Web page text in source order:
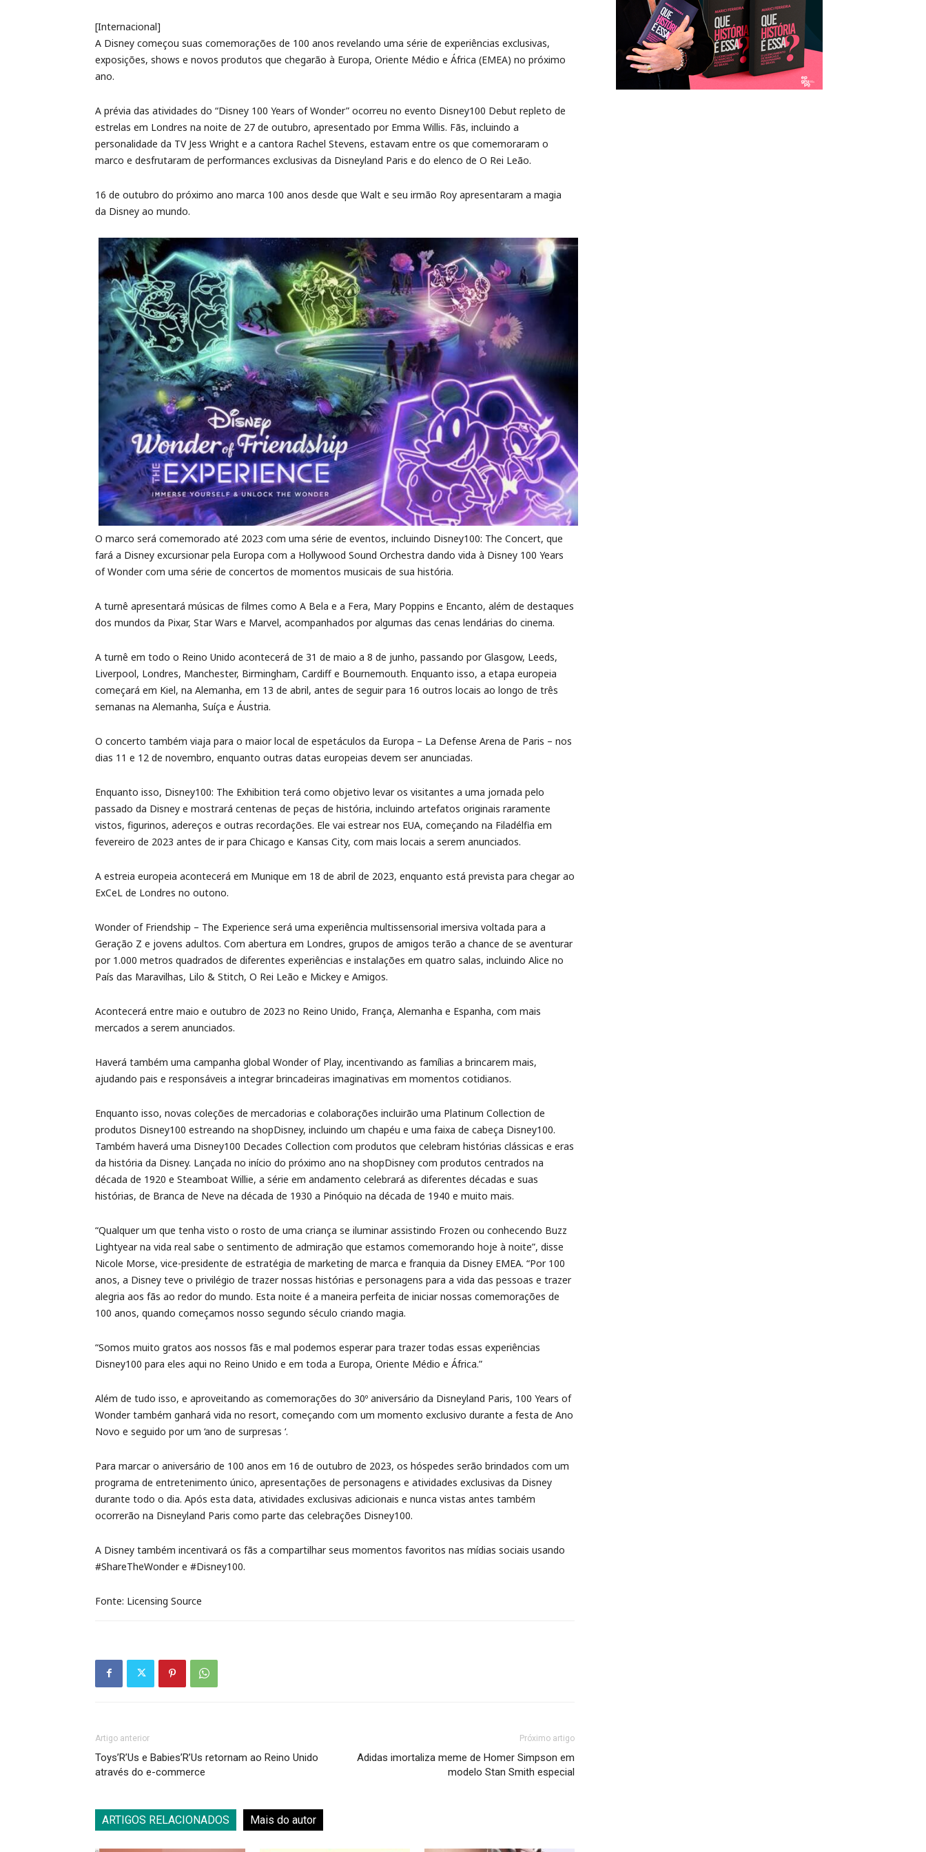
[Internacional]
A Disney começou suas comemorações de 100 anos revelando uma série de experiências exclusivas,
exposições, shows e novos produtos que chegarão à Europa, Oriente Médio e África (EMEA) no próximo
ano.
A prévia das atividades do “Disney 100 Years of Wonder” ocorreu no evento Disney100 Debut repleto de
estrelas em Londres na noite de 27 de outubro, apresentado por Emma Willis. Fãs, incluindo a
personalidade da TV Jess Wright e a cantora Rachel Stevens, estavam entre os que comemoraram o
marco e desfrutaram de performances exclusivas da Disneyland Paris e do elenco de O Rei Leão.
16 de outubro do próximo ano marca 100 anos desde que Walt e seu irmão Roy apresentaram a magia
da Disney ao mundo.
O marco será comemorado até 2023 com uma série de eventos, incluindo Disney100: The Concert, que
fará a Disney excursionar pela Europa com a Hollywood Sound Orchestra dando vida à Disney 100 Years
of Wonder com uma série de concertos de momentos musicais de sua história.
A turnê apresentará músicas de filmes como A Bela e a Fera, Mary Poppins e Encanto, além de destaques
dos mundos da Pixar, Star Wars e Marvel, acompanhados por algumas das cenas lendárias do cinema.
A turnê em todo o Reino Unido acontecerá de 31 de maio a 8 de junho, passando por Glasgow, Leeds,
Liverpool, Londres, Manchester, Birmingham, Cardiff e Bournemouth. Enquanto isso, a etapa europeia
começará em Kiel, na Alemanha, em 13 de abril, antes de seguir para 16 outros locais ao longo de três
semanas na Alemanha, Suíça e Áustria.
O concerto também viaja para o maior local de espetáculos da Europa – La Defense Arena de Paris – nos
dias 11 e 12 de novembro, enquanto outras datas europeias devem ser anunciadas.
Enquanto isso, Disney100: The Exhibition terá como objetivo levar os visitantes a uma jornada pelo
passado da Disney e mostrará centenas de peças de história, incluindo artefatos originais raramente
vistos, figurinos, adereços e outras recordações. Ele vai estrear nos EUA, começando na Filadélfia em
fevereiro de 2023 antes de ir para Chicago e Kansas City, com mais locais a serem anunciados.
A estreia europeia acontecerá em Munique em 18 de abril de 2023, enquanto está prevista para chegar ao
ExCeL de Londres no outono.
Wonder of Friendship – The Experience será uma experiência multissensorial imersiva voltada para a
Geração Z e jovens adultos. Com abertura em Londres, grupos de amigos terão a chance de se aventurar
por 1.000 metros quadrados de diferentes experiências e instalações em quatro salas, incluindo Alice no
País das Maravilhas, Lilo & Stitch, O Rei Leão e Mickey e Amigos.
Acontecerá entre maio e outubro de 2023 no Reino Unido, França, Alemanha e Espanha, com mais
mercados a serem anunciados.
Haverá também uma campanha global Wonder of Play, incentivando as famílias a brincarem mais,
ajudando pais e responsáveis a integrar brincadeiras imaginativas em momentos cotidianos.
Enquanto isso, novas coleções de mercadorias e colaborações incluirão uma Platinum Collection de
produtos Disney100 estreando na shopDisney, incluindo um chapéu e uma faixa de cabeça Disney100.
Também haverá uma Disney100 Decades Collection com produtos que celebram histórias clássicas e eras
da história da Disney. Lançada no início do próximo ano na shopDisney com produtos centrados na
década de 1920 e Steamboat Willie, a série em andamento celebrará as diferentes décadas e suas
histórias, de Branca de Neve na década de 1930 a Pinóquio na década de 1940 e muito mais.
“Qualquer um que tenha visto o rosto de uma criança se iluminar assistindo Frozen ou conhecendo Buzz
Lightyear na vida real sabe o sentimento de admiração que estamos comemorando hoje à noite”, disse
Nicole Morse, vice-presidente de estratégia de marketing de marca e franquia da Disney EMEA. “Por 100
anos, a Disney teve o privilégio de trazer nossas histórias e personagens para a vida das pessoas e trazer
alegria aos fãs ao redor do mundo. Esta noite é a maneira perfeita de iniciar nossas comemorações de
100 anos, quando começamos nosso segundo século criando magia.
“Somos muito gratos aos nossos fãs e mal podemos esperar para trazer todas essas experiências
Disney100 para eles aqui no Reino Unido e em toda a Europa, Oriente Médio e África.”
Além de tudo isso, e aproveitando as comemorações do 30º aniversário da Disneyland Paris, 100 Years of
Wonder também ganhará vida no resort, começando com um momento exclusivo durante a festa de Ano
Novo e seguido por um ‘ano de surpresas ‘.
Para marcar o aniversário de 100 anos em 16 de outubro de 2023, os hóspedes serão brindados com um
programa de entretenimento único, apresentações de personagens e atividades exclusivas da Disney
durante todo o dia. Após esta data, atividades exclusivas adicionais e nunca vistas antes também
ocorrerão na Disneyland Paris como parte das celebrações Disney100.
A Disney também incentivará os fãs a compartilhar seus momentos favoritos nas mídias sociais usando
#ShareTheWonder e #Disney100.
Fonte: Licensing Source
Artigo anterior
Toys’R’Us e Babies’R’Us retornam ao Reino Unido
através do e-commerce
Próximo artigo
Adidas imortaliza meme de Homer Simpson em
modelo Stan Smith especial
ARTIGOS RELACIONADOS Mais do autor